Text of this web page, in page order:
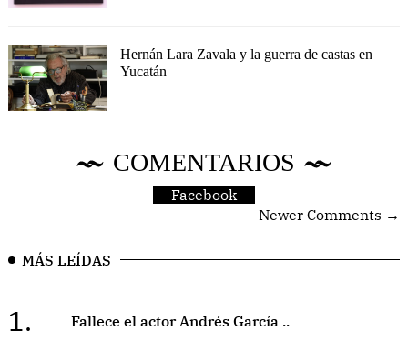
Hernán Lara Zavala y la guerra de castas en
Yucatán
COMENTARIOS
Facebook
Newer Comments →
MÁS LEÍDAS
1. Fallece el actor Andrés García ..